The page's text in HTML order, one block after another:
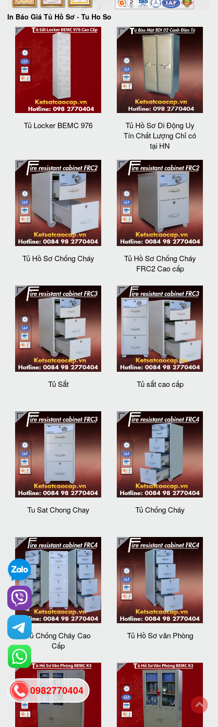
In Báo Giá Tủ Hồ Sơ - Tu Ho So
Tủ Locker BEMC 976
Tủ Hồ Sơ Di Động Uy
Tín Chất Lượng Chỉ có
tại HN
Tủ Hồ Sơ Chống Cháy
Tủ Hồ Sơ Chống Cháy
FRC2 Cao cấp
Tủ Sắt Tủ sắt cao cấp
Tu Sat Chong Chay Tủ Chống Cháy
Tủ Chống Cháy Cao
Cấp
Tủ Hồ Sơ văn Phòng
0982770404